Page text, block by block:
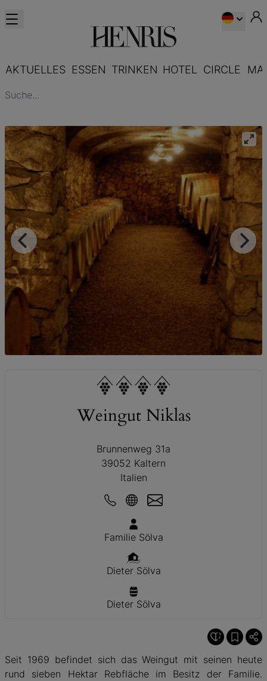
AKTUELLES ESSEN TRINKEN HOTEL CIRCLE
Weingut Niklas
Brunnenweg 31a
39052 Kaltern
Italien
Familie Sölva
Dieter Sölva
Dieter Sölva
Seit 1969 befindet sich das Weingut mit seinen heute
rund sieben Hektar Rebfläche im Besitz der Familie.